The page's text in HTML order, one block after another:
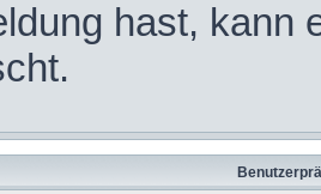
hast, kann